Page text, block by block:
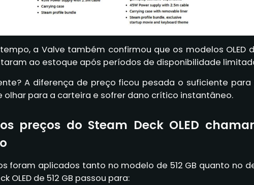
a Valve também confirmou que os modelos OLED
ao estoque após períodos de disponibilidade
A diferença de preço ficou pesada o suficiente para
olhar para a carteira e sofrer dano crítico instantâneo.
preços do Steam Deck OLED
foram aplicados tanto no modelo de 512 GB quanto no de
OLED de 512 GB passou para: